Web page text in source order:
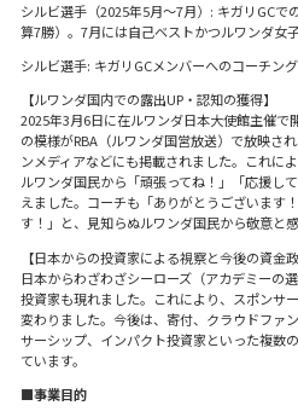
シルビ選手（2025年5月〜7月）: キガリGC
算7勝）。7月には自己ベストかつルワンダ女
シルビ選手: キガリGCメンバーへのコーチング
【ルワンダ国内での露出UP・認知の獲得】
2025年3月6日に在ルワンダ日本大使館主催で
の模様がRBA（ルワンダ国営放送）で放映さ
ンメディアなどにも掲載されました。これに
ルワンダ国民から「頑張ってね！」「応援し
えました。コーチも「ありがとうございます
す！」と、見知らぬルワンダ国民から敬意と
【日本からの投資家による視察と今後の資金政
日本からわざわざシーローズ（アカデミーの
投資家も現れました。これにより、スポンサ
変わりました。今後は、寄付、クラウドファ
サーシップ、インパクト投資家といった複数
ています。
■事業目的